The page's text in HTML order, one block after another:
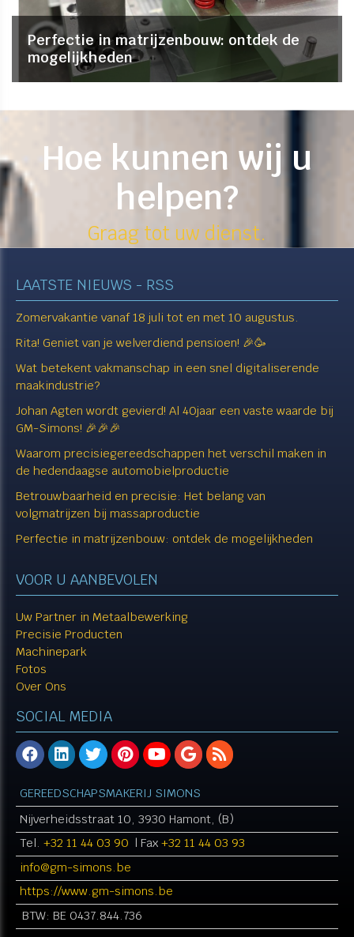
Perfectie in matrijzenbouw: ontdek de
mogelijkheden
Hoe kunnen wij u
helpen?
Graag tot uw dienst.​​​​​​​
LAATSTE NIEUWS - RSS
Zomervakantie vanaf 18 juli tot en met 10 augustus.
Rita! Geniet van je welverdiend pensioen! 🎉🥳
Wat betekent vakmanschap in een snel digitaliserende
maakindustrie?
Johan Agten wordt gevierd! Al 40jaar een vaste waarde bij
GM-Simons! 🎉🎉🎉
Waarom precisiegereedschappen het verschil maken in
de hedendaagse automobielproductie
Betrouwbaarheid en precisie: Het belang van
volgmatrijzen bij massaproductie
Perfectie in matrijzenbouw: ontdek de mogelijkheden
VOOR U AANBEVOLEN
Uw Partner in Metaalbewerking
Precisie Producten
Machinepark
Fotos
Over Ons
SOCIAL MEDIA
GEREEDSCHAPSMAKERIJ SIMONS
Nijverheidsstraat 10, 3930 Hamont, (B)
Tel. +32 11 44 03 90 | Fax +32 11 44 03 93
info@gm-simons.be​​​​​​​
https://www.gm-simons.be
BTW: BE 0437.844.736